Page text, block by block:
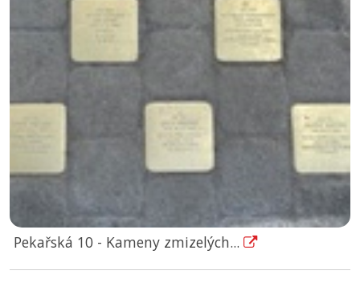
Pekařská 10 - Kameny zmizelých...